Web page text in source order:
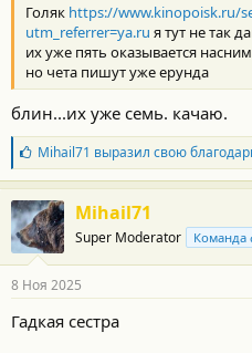
Голяк https://www.kinopoisk.ru/
utm_referrer=ya.ru я тут не так
их уже пять оказывается
но чета пишут уже ерунда
блин...их уже семь. качаю.
Б
л
а
г
о
д
а
н
с
Mihail71 выразил свою
Mihail71
Super Moderator Команда
8 Ноя 2025
Гадкая сестра